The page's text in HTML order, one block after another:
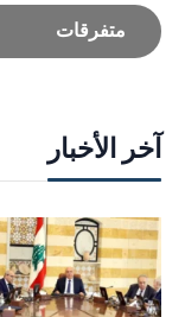
متفرقات
آخر الأخبار